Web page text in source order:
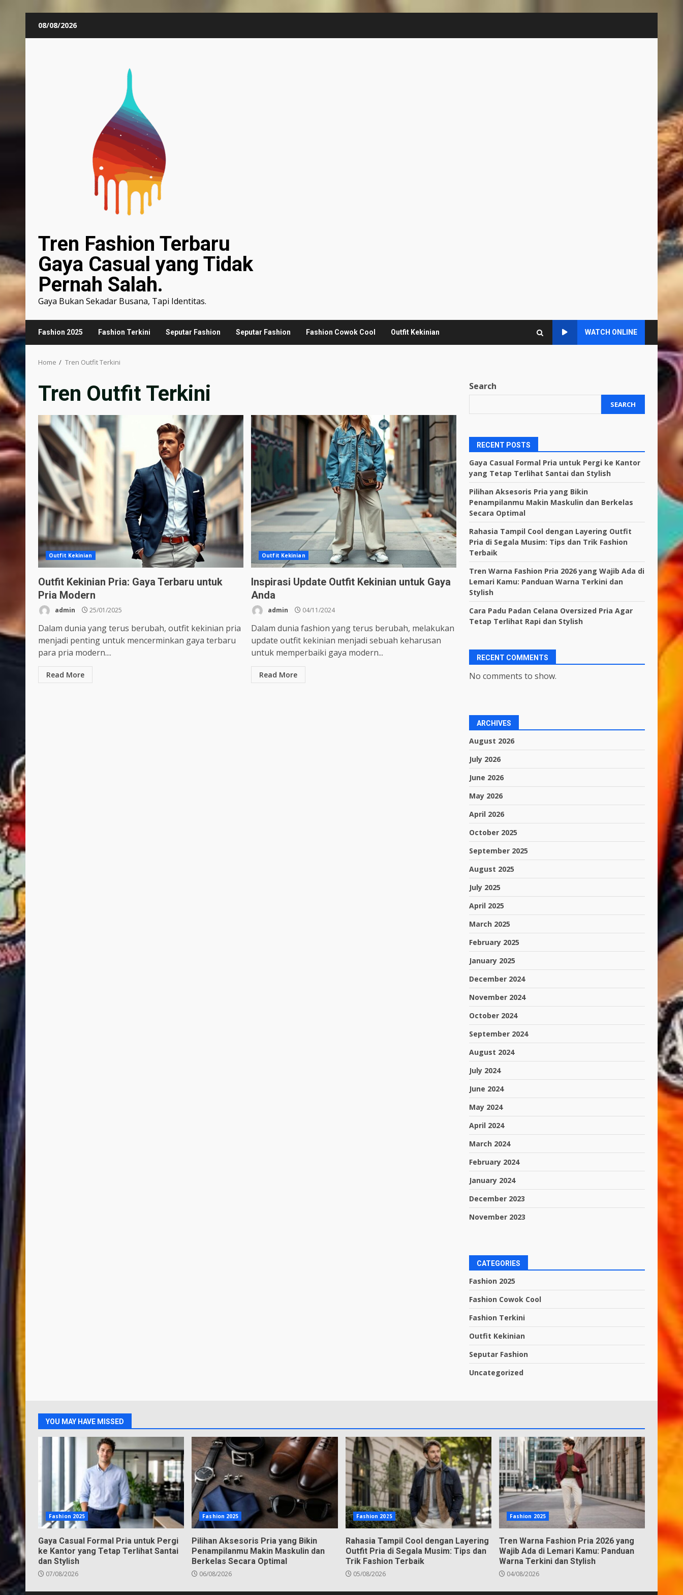
08/08/2026
Tren Fashion Terbaru
Gaya Casual yang Tidak
Pernah Salah.
Gaya Bukan Sekadar Busana, Tapi Identitas.
Fashion 2025 Fashion Terkini Seputar Fashion Seputar Fashion Fashion Cowok Cool Outfit Kekinian WATCH ONLINE
Home Tren Outfit Terkini
Tren Outfit Terkini
Outfit Kekinian
Outfit Kekinian Pria: Gaya Terbaru untuk
Pria Modern
admin 25/01/2025
Dalam dunia yang terus berubah, outfit kekinian pria
menjadi penting untuk mencerminkan gaya terbaru
para pria modern....
Read More
Outfit Kekinian
Inspirasi Update Outfit Kekinian untuk Gaya
Anda
admin 04/11/2024
Dalam dunia fashion yang terus berubah, melakukan
update outfit kekinian menjadi sebuah keharusan
untuk memperbaiki gaya modern...
Read More
Search
SEARCH
RECENT POSTS
Gaya Casual Formal Pria untuk Pergi ke Kantor
yang Tetap Terlihat Santai dan Stylish
Pilihan Aksesoris Pria yang Bikin
Penampilanmu Makin Maskulin dan Berkelas
Secara Optimal
Rahasia Tampil Cool dengan Layering Outfit
Pria di Segala Musim: Tips dan Trik Fashion
Terbaik
Tren Warna Fashion Pria 2026 yang Wajib Ada di
Lemari Kamu: Panduan Warna Terkini dan
Stylish
Cara Padu Padan Celana Oversized Pria Agar
Tetap Terlihat Rapi dan Stylish
RECENT COMMENTS
No comments to show.
ARCHIVES
August 2026
July 2026
June 2026
May 2026
April 2026
October 2025
September 2025
August 2025
July 2025
April 2025
March 2025
February 2025
January 2025
December 2024
November 2024
October 2024
September 2024
August 2024
July 2024
June 2024
May 2024
April 2024
March 2024
February 2024
January 2024
December 2023
November 2023
CATEGORIES
Fashion 2025
Fashion Cowok Cool
Fashion Terkini
Outfit Kekinian
Seputar Fashion
Uncategorized
YOU MAY HAVE MISSED
Fashion 2025
Gaya Casual Formal Pria untuk Pergi
ke Kantor yang Tetap Terlihat Santai
dan Stylish
07/08/2026
Fashion 2025
Pilihan Aksesoris Pria yang Bikin
Penampilanmu Makin Maskulin dan
Berkelas Secara Optimal
06/08/2026
Fashion 2025
Rahasia Tampil Cool dengan Layering
Outfit Pria di Segala Musim: Tips dan
Trik Fashion Terbaik
05/08/2026
Fashion 2025
Tren Warna Fashion Pria 2026 yang
Wajib Ada di Lemari Kamu: Panduan
Warna Terkini dan Stylish
04/08/2026